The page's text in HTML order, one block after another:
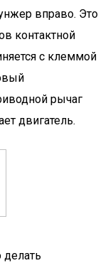
вправо. Это
контактной
с клеммой
рычаг
двигатель.